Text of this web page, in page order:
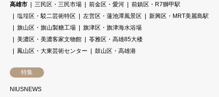
高雄市
三民区・三民市場 前金区・愛河
前鎮区・R7獅甲駅
塩埕区・駁二芸術特区
左営区・蓮池潭風景区
新興区・MRT美麗島駅
旗山区・旗山製糖工場
旗津区・旗津海水浴場
美濃区・美濃客家文物館
苓雅区・高雄85大楼
鳳山区・大東芸術センター
鼓山区・高雄港
特集
NIUSNEWS